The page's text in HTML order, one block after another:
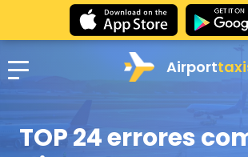
Airport
TOP 24 errores